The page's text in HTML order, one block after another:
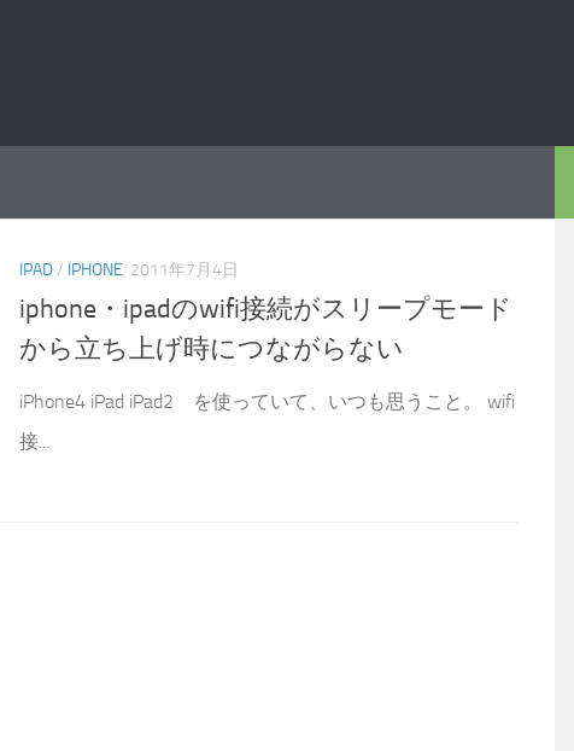
IPAD/ IPHONE 2011年7月4日
iphone・ipadのwifi接続がスリープモード
から立ち上げ時につながらない
iPhone4 iPad iPad2 を使っていて、いつも思うこと。 wifi
接...